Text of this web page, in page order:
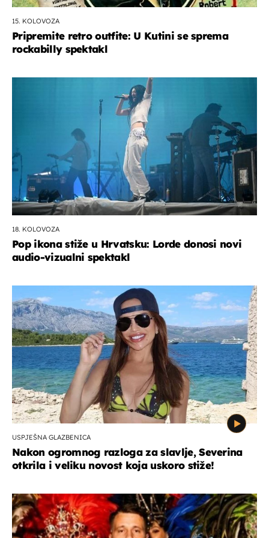
15. KOLOVOZA
Pripremite retro outfite: U Kutini se sprema
rockabilly spektakl
18. KOLOVOZA
Pop ikona stiže u Hrvatsku: Lorde donosi novi
audio-vizualni spektakl
USPJEŠNA GLAZBENICA
Nakon ogromnog razloga za slavlje, Severina
otkrila i veliku novost koja uskoro stiže!